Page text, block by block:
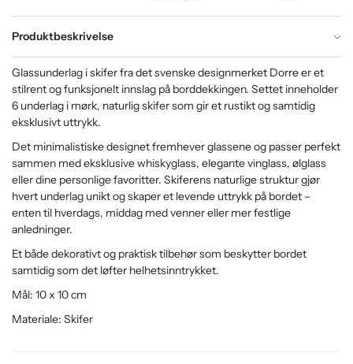
Produktbeskrivelse
Glassunderlag i skifer fra det svenske designmerket Dorre er et
stilrent og funksjonelt innslag på borddekkingen. Settet inneholder
6 underlag i mørk, naturlig skifer som gir et rustikt og samtidig
eksklusivt uttrykk.
Det minimalistiske designet fremhever glassene og passer perfekt
sammen med eksklusive whiskyglass, elegante vinglass, ølglass
eller dine personlige favoritter. Skiferens naturlige struktur gjør
hvert underlag unikt og skaper et levende uttrykk på bordet –
enten til hverdags, middag med venner eller mer festlige
anledninger.
Et både dekorativt og praktisk tilbehør som beskytter bordet
samtidig som det løfter helhetsinntrykket.
Mål: 10 x 10 cm
Materiale: Skifer